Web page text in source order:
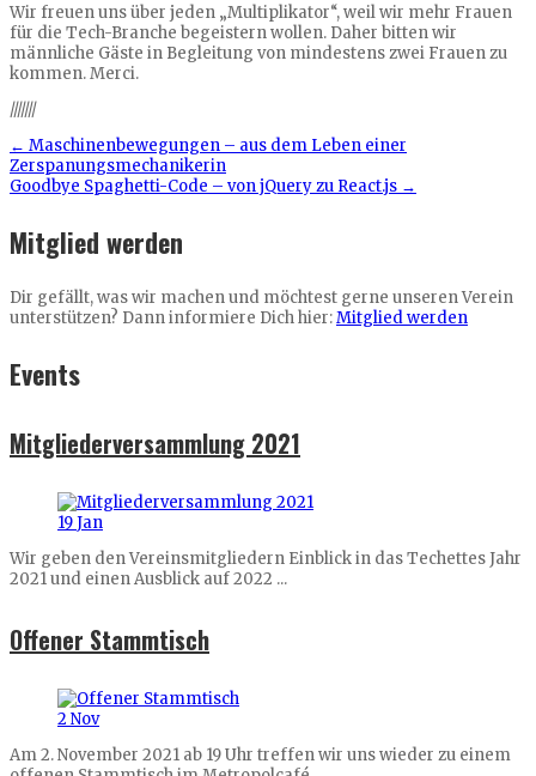
Wir freuen uns über jeden „Multiplikator“, weil wir mehr Frauen
für die Tech-Branche begeistern wollen. Daher bitten wir
männliche Gäste in Begleitung von mindestens zwei Frauen zu
kommen. Merci.
///////
← Maschinenbewegungen­ – aus dem Leben einer
Zerspanungsmechanik­erin
Goodbye Spaghetti-Code – von jQuery zu React.js →
Mitglied werden
Dir gefällt, was wir machen und möchtest gerne unseren Verein
unterstützen? Dann informiere Dich hier:Mitglied werden
Events
Mitgliederversammlung 2021
19Jan
Wir geben den Vereinsmitgliedern Einblick in das Techettes Jahr
2021 und einen Ausblick auf 2022 ...
Offener Stammtisch
2 Nov
Am 2. November 2021 ab 19 Uhr treffen wir uns wieder zu einem